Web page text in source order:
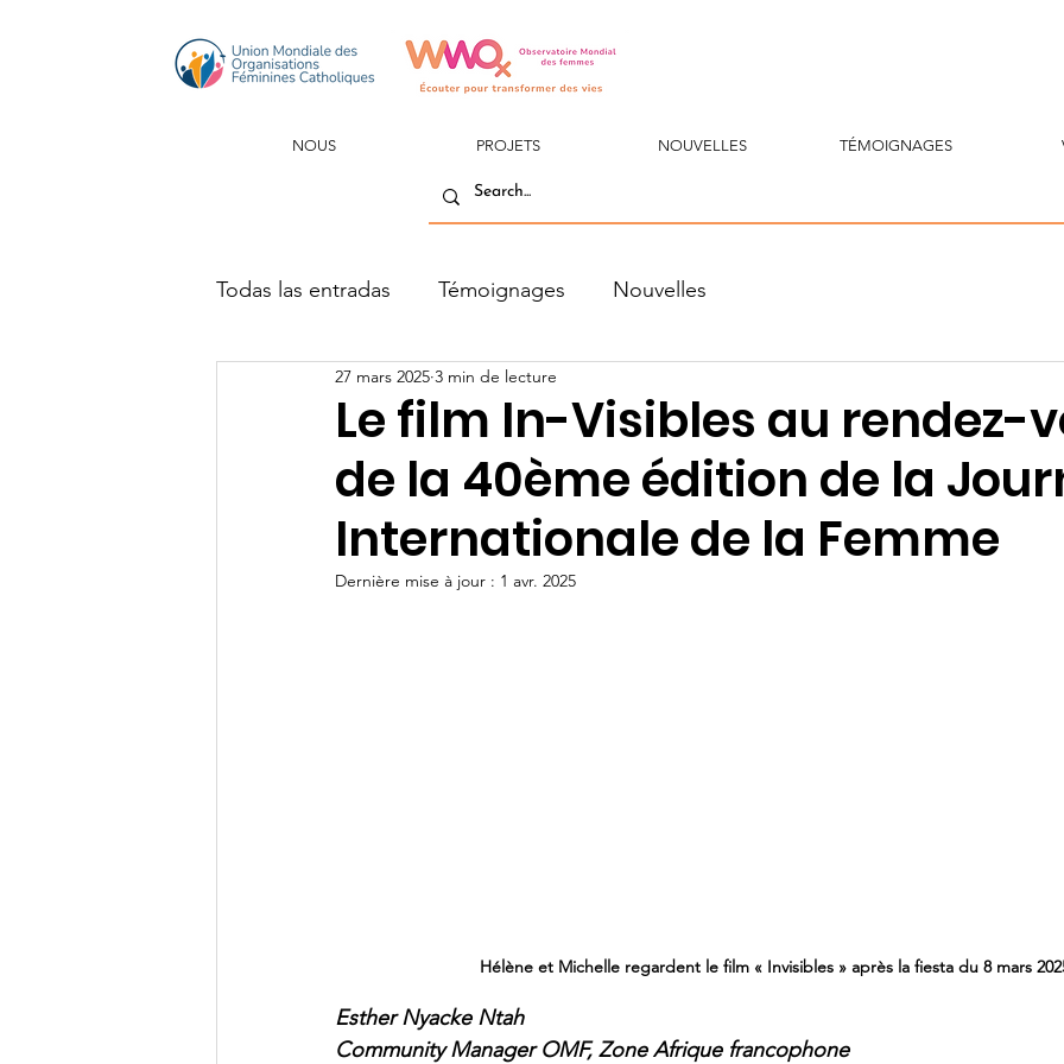
NOUS PROJETS NOUVELLES TÉMOIGNAGES
Todas las entradas Témoignages Nouvelles
Le film In-Visibles au rendez-
de la 40ème édition de la
Internationale de la Femme
27 mars 2025 3 min de lecture
Dernière mise à jour : 1 avr. 2025
Hélène et Michelle regardent le film « Invisibles » après la fiesta du 8 mars
Esther Nyacke Ntah
Community Manager OMF, Zone Afrique francophone